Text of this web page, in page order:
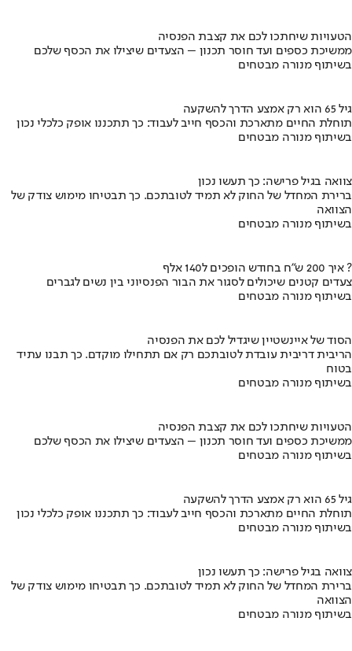
הטעויות שיחתכו לכם את קצבת הפנסיה
ממשיכת כספים ועד חוסר תכנון – הצעדים שיצילו את הכסף שלכם
בשיתוף מנורה מבטחים
גיל 65 הוא רק אמצע הדרך להשקעה
תוחלת החיים מתארכת והכסף חייב לעבוד: כך תתכננו אופק כלכלי נכון
בשיתוף מנורה מבטחים
צוואה בגיל פרישה: כך תעשו נכון
ברירת המחדל של החוק לא תמיד לטובתכם. כך תבטיחו מימוש צודק של
הצוואה
בשיתוף מנורה מבטחים
איך 200 ש"ח בחודש הופכים ל140 אלף ?
צעדים קטנים שיכולים לסגור את הבור הפנסיוני בין נשים לגברים
בשיתוף מנורה מבטחים
הסוד של איינשטיין שיגדיל לכם את הפנסיה
הריבית דריבית עובדת לטובתכם רק אם תתחילו מוקדם. כך תבנו עתיד
בטוח
בשיתוף מנורה מבטחים
הטעויות שיחתכו לכם את קצבת הפנסיה
ממשיכת כספים ועד חוסר תכנון – הצעדים שיצילו את הכסף שלכם
בשיתוף מנורה מבטחים
גיל 65 הוא רק אמצע הדרך להשקעה
תוחלת החיים מתארכת והכסף חייב לעבוד: כך תתכננו אופק כלכלי נכון
בשיתוף מנורה מבטחים
צוואה בגיל פרישה: כך תעשו נכון
ברירת המחדל של החוק לא תמיד לטובתכם. כך תבטיחו מימוש צודק של
הצוואה
בשיתוף מנורה מבטחים